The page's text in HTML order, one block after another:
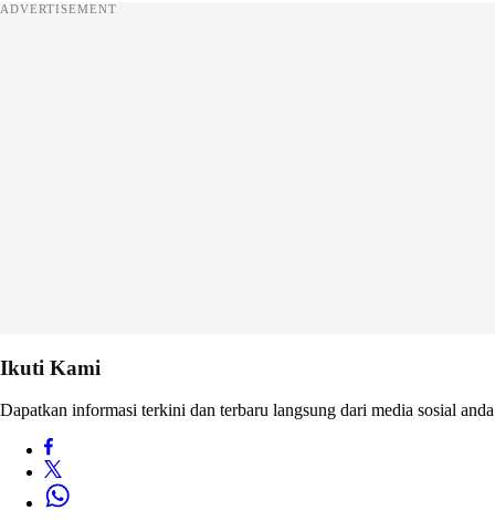
ADVERTISEMENT
Ikuti Kami
Dapatkan informasi terkini dan terbaru langsung dari media sosial anda